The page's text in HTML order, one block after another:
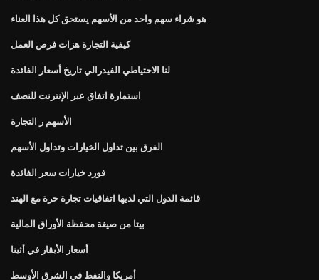
هو شراء سهم واحد من الأسهم يستحق كل هذا العناء
كيفية التجارة هزات فرص العمل
لنا الاحتياطي الفيدرالي تاريخ أسعار الفائدة
استمارة اتفاق عبر الإنترنت للنصف
الأسهم ر التجارة
الفرق بين تداول الخيارات وتداول الأسهم
فورد خيارات سعر الفائدة
قائمة الدول التي لديها اتفاقيات تجارة حرة مع الهند
بيتا من صيغة محفظة الأوراق المالية
أسعار الأبقار في أثينا
أمريكا والنفط في الشرق الأوسط